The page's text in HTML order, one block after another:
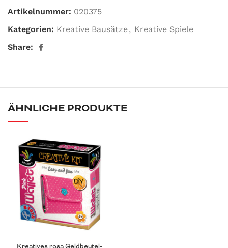
Artikelnummer: 020375
Kategorien: Kreative Bausätze, Kreative Spiele
Share:
ÄHNLICHE PRODUKTE
Kreatives rosa Geldbeutel-